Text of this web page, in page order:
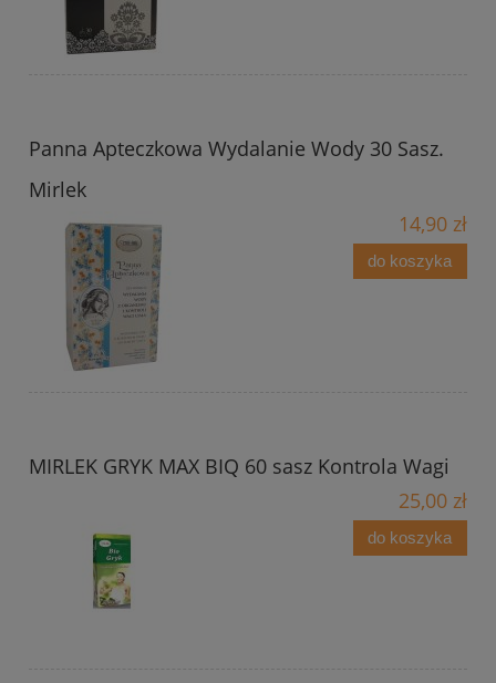
Panna Apteczkowa Wydalanie Wody 30 Sasz.
Mirlek
14,90 zł
do koszyka
MIRLEK GRYK MAX BIQ 60 sasz Kontrola Wagi
25,00 zł
do koszyka